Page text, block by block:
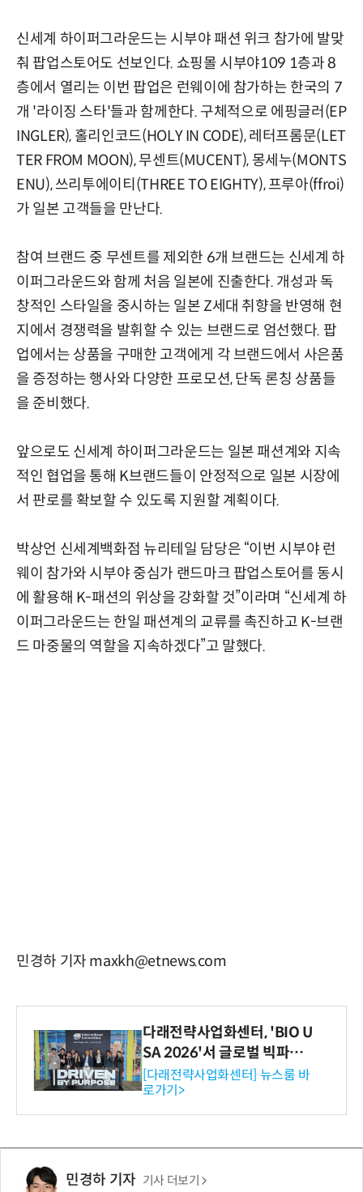
신세계 하이퍼그라운드는 시부야 패션 위크 참가에 발맞
춰 팝업스토어도 선보인다. 쇼핑몰 시부야109 1층과 8
층에서 열리는 이번 팝업은 런웨이에 참가하는 한국의 7
개 '라이징 스타'들과 함께한다. 구체적으로 에핑글러(EP
INGLER), 홀리인코드(HOLY IN CODE), 레터프롬문(LET
TER FROM MOON), 무센트(MUCENT), 몽세누(MONTS
ENU), 쓰리투에이티(THREE TO EIGHTY), 프루아(ffroi)
가 일본 고객들을 만난다.
참여 브랜드 중 무센트를 제외한 6개 브랜드는 신세계 하
이퍼그라운드와 함께 처음 일본에 진출한다. 개성과 독
창적인 스타일을 중시하는 일본 Z세대 취향을 반영해 현
지에서 경쟁력을 발휘할 수 있는 브랜드로 엄선했다. 팝
업에서는 상품을 구매한 고객에게 각 브랜드에서 사은품
을 증정하는 행사와 다양한 프로모션, 단독 론칭 상품들
을 준비했다.
앞으로도 신세계 하이퍼그라운드는 일본 패션계와 지속
적인 협업을 통해 K브랜드들이 안정적으로 일본 시장에
서 판로를 확보할 수 있도록 지원할 계획이다.
박상언 신세계백화점 뉴리테일 담당은 “이번 시부야 런
웨이 참가와 시부야 중심가 랜드마크 팝업스토어를 동시
에 활용해 K-패션의 위상을 강화할 것”이라며 “신세계 하
이퍼그라운드는 한일 패션계의 교류를 촉진하고 K-브랜
드 마중물의 역할을 지속하겠다”고 말했다.
민경하 기자 maxkh@etnews.com
다래전략사업화센터, 'BIO U
SA 2026'서 글로벌 빅파마
와의 비즈니스 미팅 지원…K
-바이오 해외 진출 교두보 확
보
[다래전략사업화센터] 뉴스룸 바
로가기>
민경하 기자 기사 더보기